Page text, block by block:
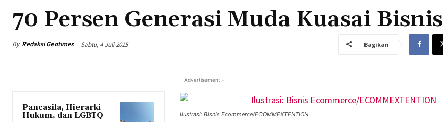
70 Persen Generasi Muda Kuasai Bisnis
By Redaksi Geotimes Sabtu, 4 Juli 2015 Bagikan
Pancasila, Hierarki
Hukum, dan LGBTQ
- Advertisement -
Ilustrasi: Bisnis Ecommerce/ECOMMEXTENTION